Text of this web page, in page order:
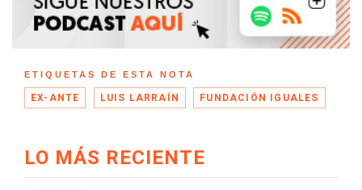
ETIQUETAS DE ESTA NOTA
EX-ANTE LUIS LARRAÍN FUNDACIÓN IGUALES
LO MÁS RECIENTE